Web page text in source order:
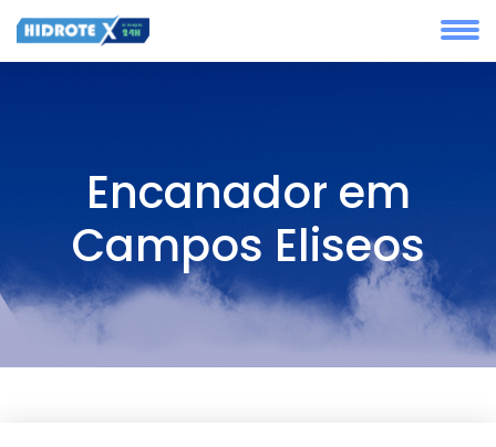
Encanador em
Campos Eliseos